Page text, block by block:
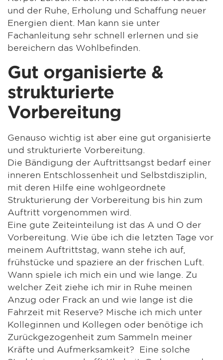
und der Ruhe, Erholung und Schaffung neuer
Energien dient. Man kann sie unter
Fachanleitung sehr schnell erlernen und sie
bereichern das Wohlbefinden.
Gut organisierte &
strukturierte
Vorbereitung
Genauso wichtig ist aber eine gut organisierte
und strukturierte Vorbereitung.
Die Bändigung der Auftrittsangst bedarf einer
inneren Entschlossenheit und Selbstdisziplin,
mit deren Hilfe eine wohlgeordnete
Strukturierung der Vorbereitung bis hin zum
Auftritt vorgenommen wird.
Eine gute Zeiteinteilung ist das A und O der
Vorbereitung. Wie übe ich die letzten Tage vor
meinem Auftrittstag, wann stehe ich auf,
frühstücke und spaziere an der frischen Luft.
Wann spiele ich mich ein und wie lange. Zu
welcher Zeit ziehe ich mir in Ruhe meinen
Anzug oder Frack an und wie lange ist die
Fahrzeit mit Reserve? Mische ich mich unter
Kolleginnen und Kollegen oder benötige ich
Zurückgezogenheit zum Sammeln meiner
Kräfte und Aufmerksamkeit? Eine solche